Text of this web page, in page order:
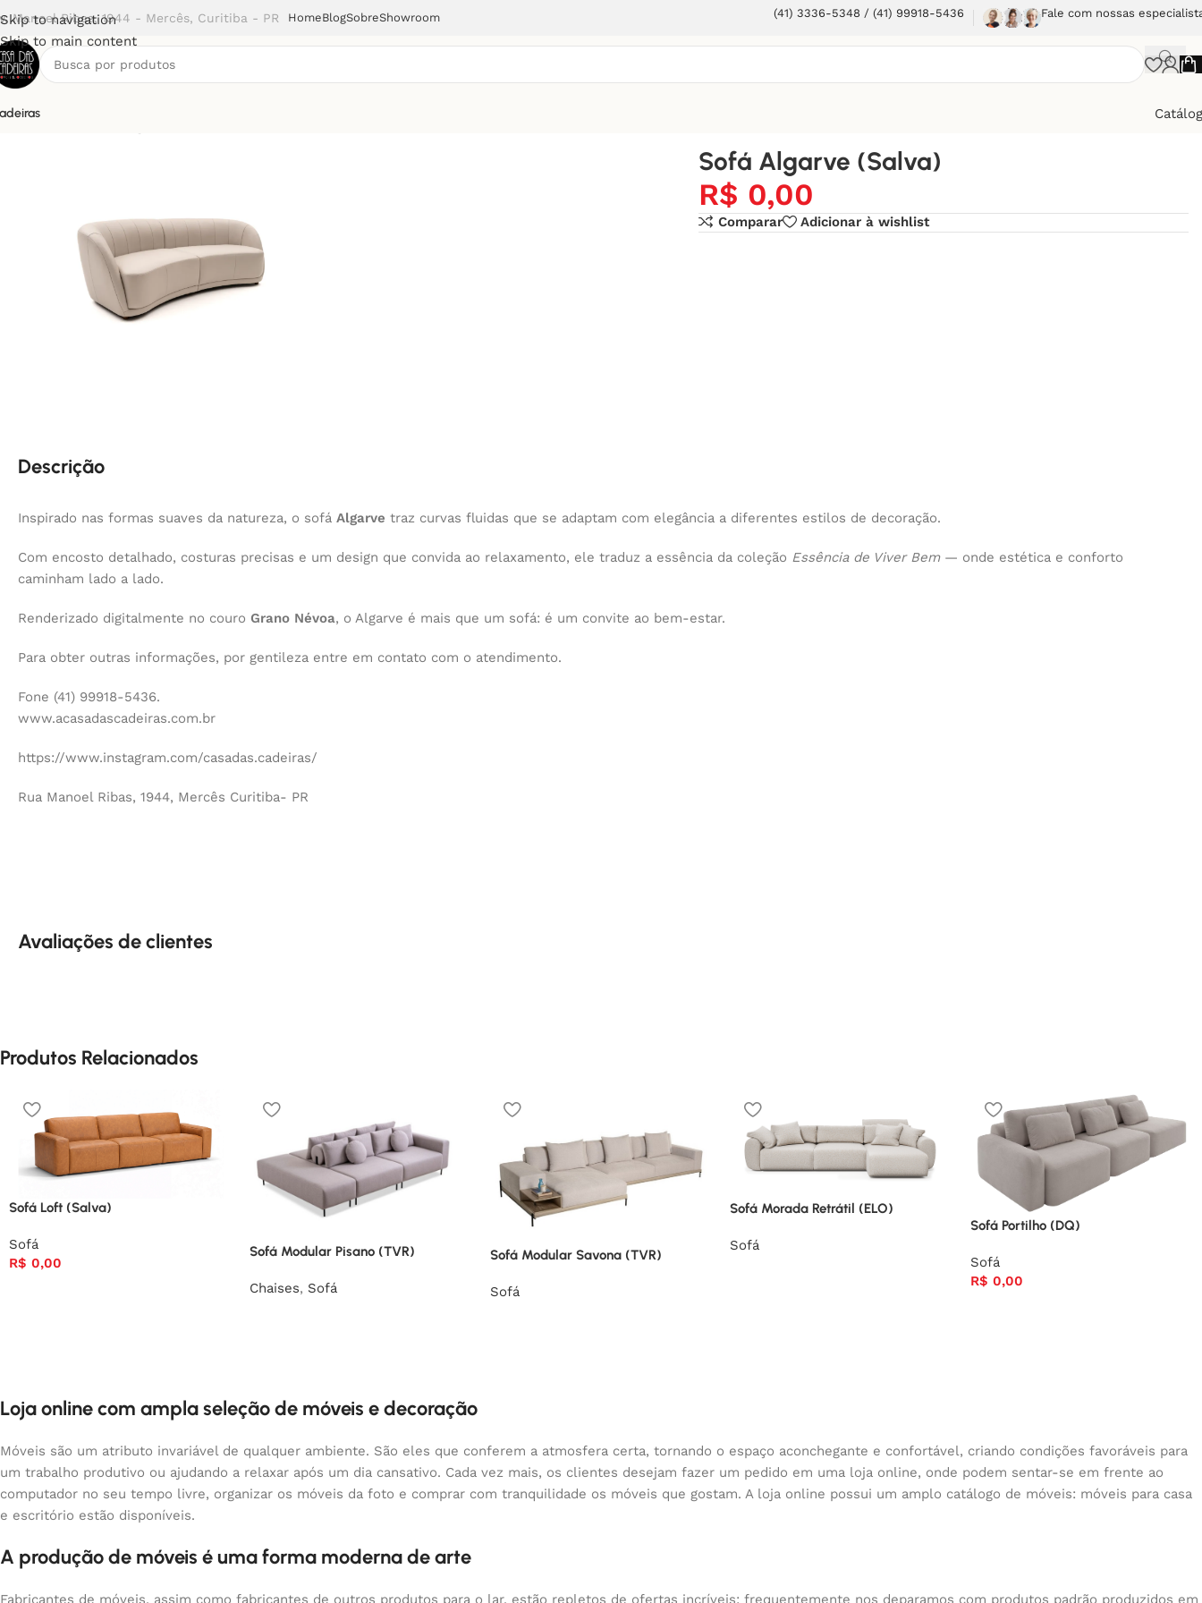
Skip to navigation
Skip to main content
Manoel Ribas, 1944 - Mercês, Curitiba - PR HomeBlogSobreShowroom (41) 3336-5348 / (41) 99918-5436 Fale com nossas
Sofá Algarve (Salva)
R$ 0,00
Comparar Adicionar à wishlist
Descrição
Inspirado nas formas suaves da natureza, o sofá Algarve traz curvas fluidas que se adaptam com elegância a diferentes estilos de decoração.
Com encosto detalhado, costuras precisas e um design que convida ao relaxamento, ele traduz a essência da coleção Essência de Viver Bem— onde estética e conforto
caminham lado a lado.
Renderizado digitalmente no couro Grano Névoa, o Algarve é mais que um sofá: é um convite ao bem-estar.
Para obter outras informações, por gentileza entre em contato com o atendimento.
Fone (41) 99918-5436.
www.acasadascadeiras.com.br
https://www.instagram.com/casadas.cadeiras/
Rua Manoel Ribas, 1944, Mercês Curitiba- PR
Avaliações de clientes
Produtos Relacionados
Sofá Loft (Salva)
Sofá
R$ 0,00
Sofá Modular Pisano (TVR)
Chaises, Sofá
Sofá Modular Savona (TVR)
Sofá
Sofá Morada Retrátil (ELO)
Sofá
Sofá Portilho (DQ)
Sofá
R$ 0,00
Loja online com ampla seleção de móveis e decoração
Móveis são um atributo invariável de qualquer ambiente. São eles que conferem a atmosfera certa, tornando o espaço aconchegante e confortável, criando condições favoráveis para
um trabalho produtivo ou ajudando a relaxar após um dia cansativo. Cada vez mais, os clientes desejam fazer um pedido em uma loja online, onde podem sentar-se em frente ao
computador no seu tempo livre, organizar os móveis da foto e comprar com tranquilidade os móveis que gostam. A loja online possui um amplo catálogo de móveis: móveis para casa
e escritório estão disponíveis.
A produção de móveis é uma forma moderna de arte
Fabricantes de móveis, assim como fabricantes de outros produtos para o lar, estão repletos de ofertas incríveis: frequentemente nos deparamos com produtos padrão produzidos em